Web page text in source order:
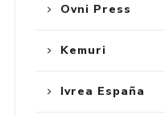
Ovni Press
Kemuri
Ivrea España